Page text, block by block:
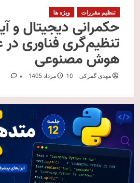
تنظیم مقررات ویژه ها
حکمرانی دیجیتال و
تنظیم‌گری فناوری
هوش مصنوعی
مهدی گمرکی 10 مرداد 1405 0